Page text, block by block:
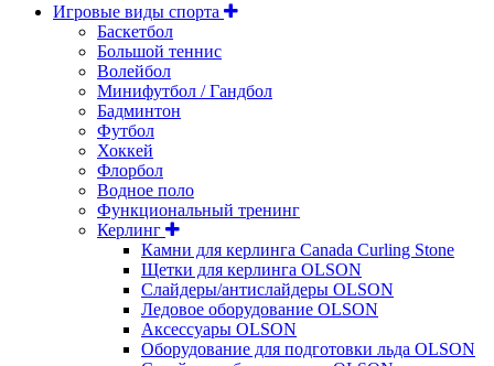
Игровые виды спорта
Баскетбол
Большой теннис
Волейбол
Минифутбол / Гандбол
Бадминтон
Футбол
Хоккей
Флорбол
Водное поло
Функциональный тренинг
Керлинг
Камни для керлинга Canada Curling Stone
Щетки для керлинга OLSON
Слайдеры/антислайдеры OLSON
Ледовое оборудование OLSON
Аксессуары OLSON
Оборудование для подготовки льда OLSON